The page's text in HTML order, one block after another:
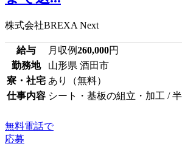
株式会社BREXA Next
給与 月収例260,000円
勤務地
山形県 酒田市
寮・社宅 あり（無料）
仕事内容 シート・基板の組立・加工 /
無料電話で
応募